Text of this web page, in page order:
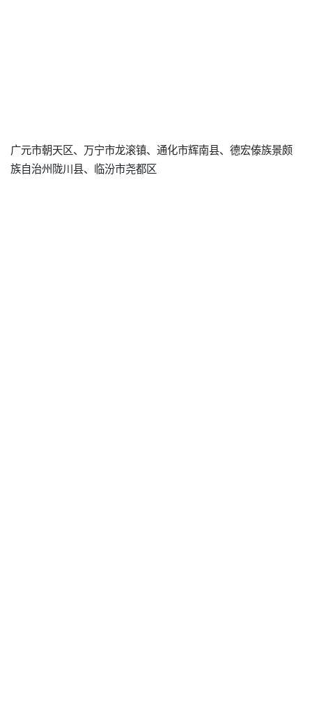
广元市朝天区、万宁市龙滚镇、通化市辉南县、德宏傣族景颇
族自治州陇川县、临汾市尧都区